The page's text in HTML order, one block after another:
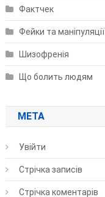
Фактчек
Фейки та маніпуляції
Шизофренія
Що болить людям
МЕТА
Увійти
Стрічка записів
Стрічка коментарів